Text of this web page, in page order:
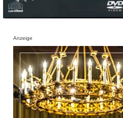
Anzeige